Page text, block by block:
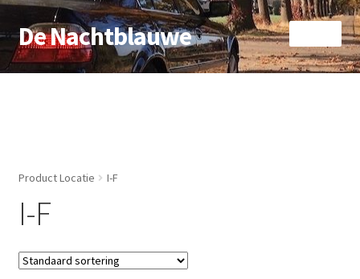
Ga
door
naar
Ga
naar
de
De Nachtblauwe
Home
Privacybeleid
Product Locatie I-F
I-F